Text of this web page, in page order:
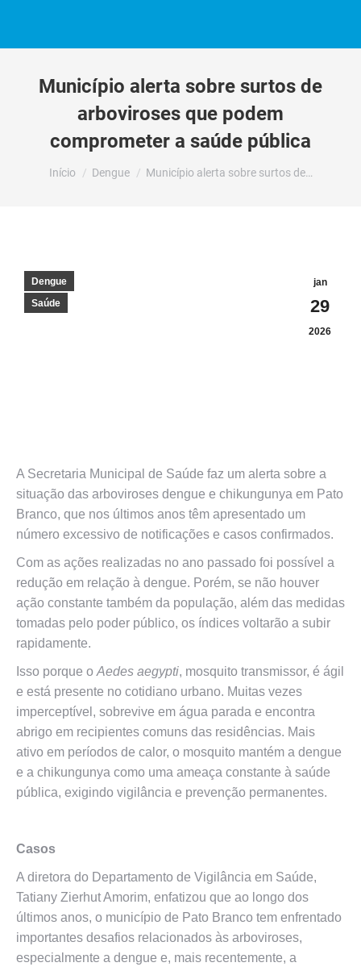
Município alerta sobre surtos de
arboviroses que podem
comprometer a saúde pública
Você está aqui:
Início Dengue Município alerta sobre surtos de…
jan
29
2026
Dengue
Saúde
A Secretaria Municipal de Saúde faz um alerta sobre a
situação das arboviroses dengue e chikungunya em Pato
Branco, que nos últimos anos têm apresentado um
número excessivo de notificações e casos confirmados.
Com as ações realizadas no ano passado foi possível a
redução em relação à dengue. Porém, se não houver
ação constante também da população, além das medidas
tomadas pelo poder público, os índices voltarão a subir
rapidamente.
Isso porque o Aedes aegypti, mosquito transmissor, é ágil
e está presente no cotidiano urbano. Muitas vezes
imperceptível, sobrevive em água parada e encontra
abrigo em recipientes comuns das residências. Mais
ativo em períodos de calor, o mosquito mantém a dengue
e a chikungunya como uma ameaça constante à saúde
pública, exigindo vigilância e prevenção permanentes.
Casos
A diretora do Departamento de Vigilância em Saúde,
Tatiany Zierhut Amorim, enfatizou que ao longo dos
últimos anos, o município de Pato Branco tem enfrentado
importantes desafios relacionados às arboviroses,
especialmente a dengue e, mais recentemente, a